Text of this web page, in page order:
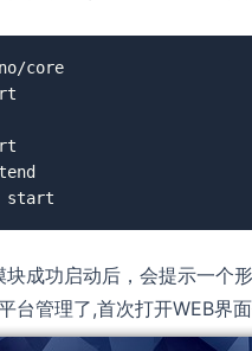
core
start
成功启动后，会提示一个
台管理了,首次打开WEB界